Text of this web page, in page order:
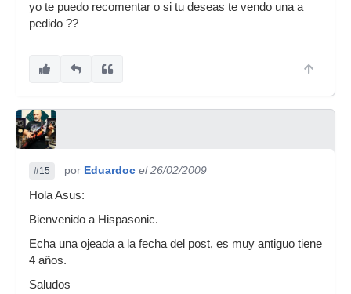
yo te puedo recomentar o si tu deseas te vendo una a
pedido ??
#15 por Eduardoc el 26/02/2009
Hola Asus:
Bienvenido a Hispasonic.
Echa una ojeada a la fecha del post, es muy antiguo tiene
4 años.
Saludos